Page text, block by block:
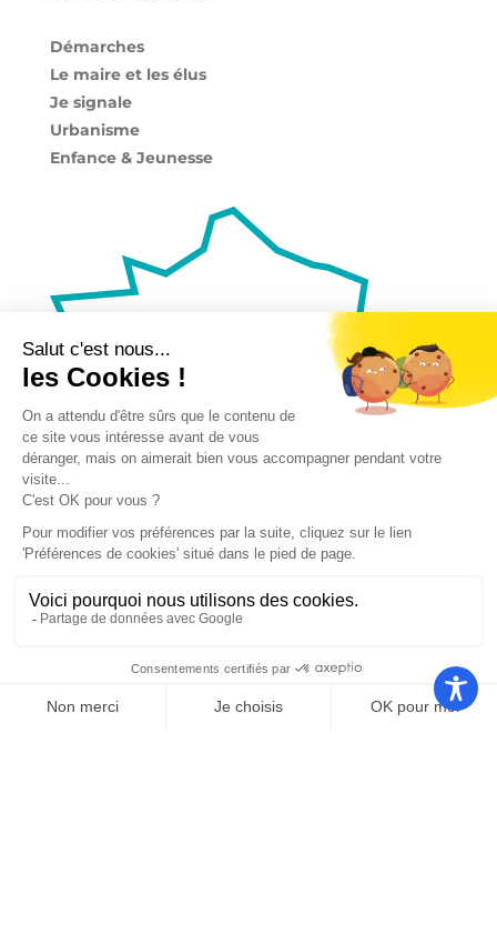
Démarches
Le maire et les élus
Je signale
Urbanisme
Enfance & Jeunesse
Nos autres sites